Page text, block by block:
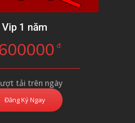
Vip 1 năm
đ
tải trên ngày
Đăng Ký Ngay